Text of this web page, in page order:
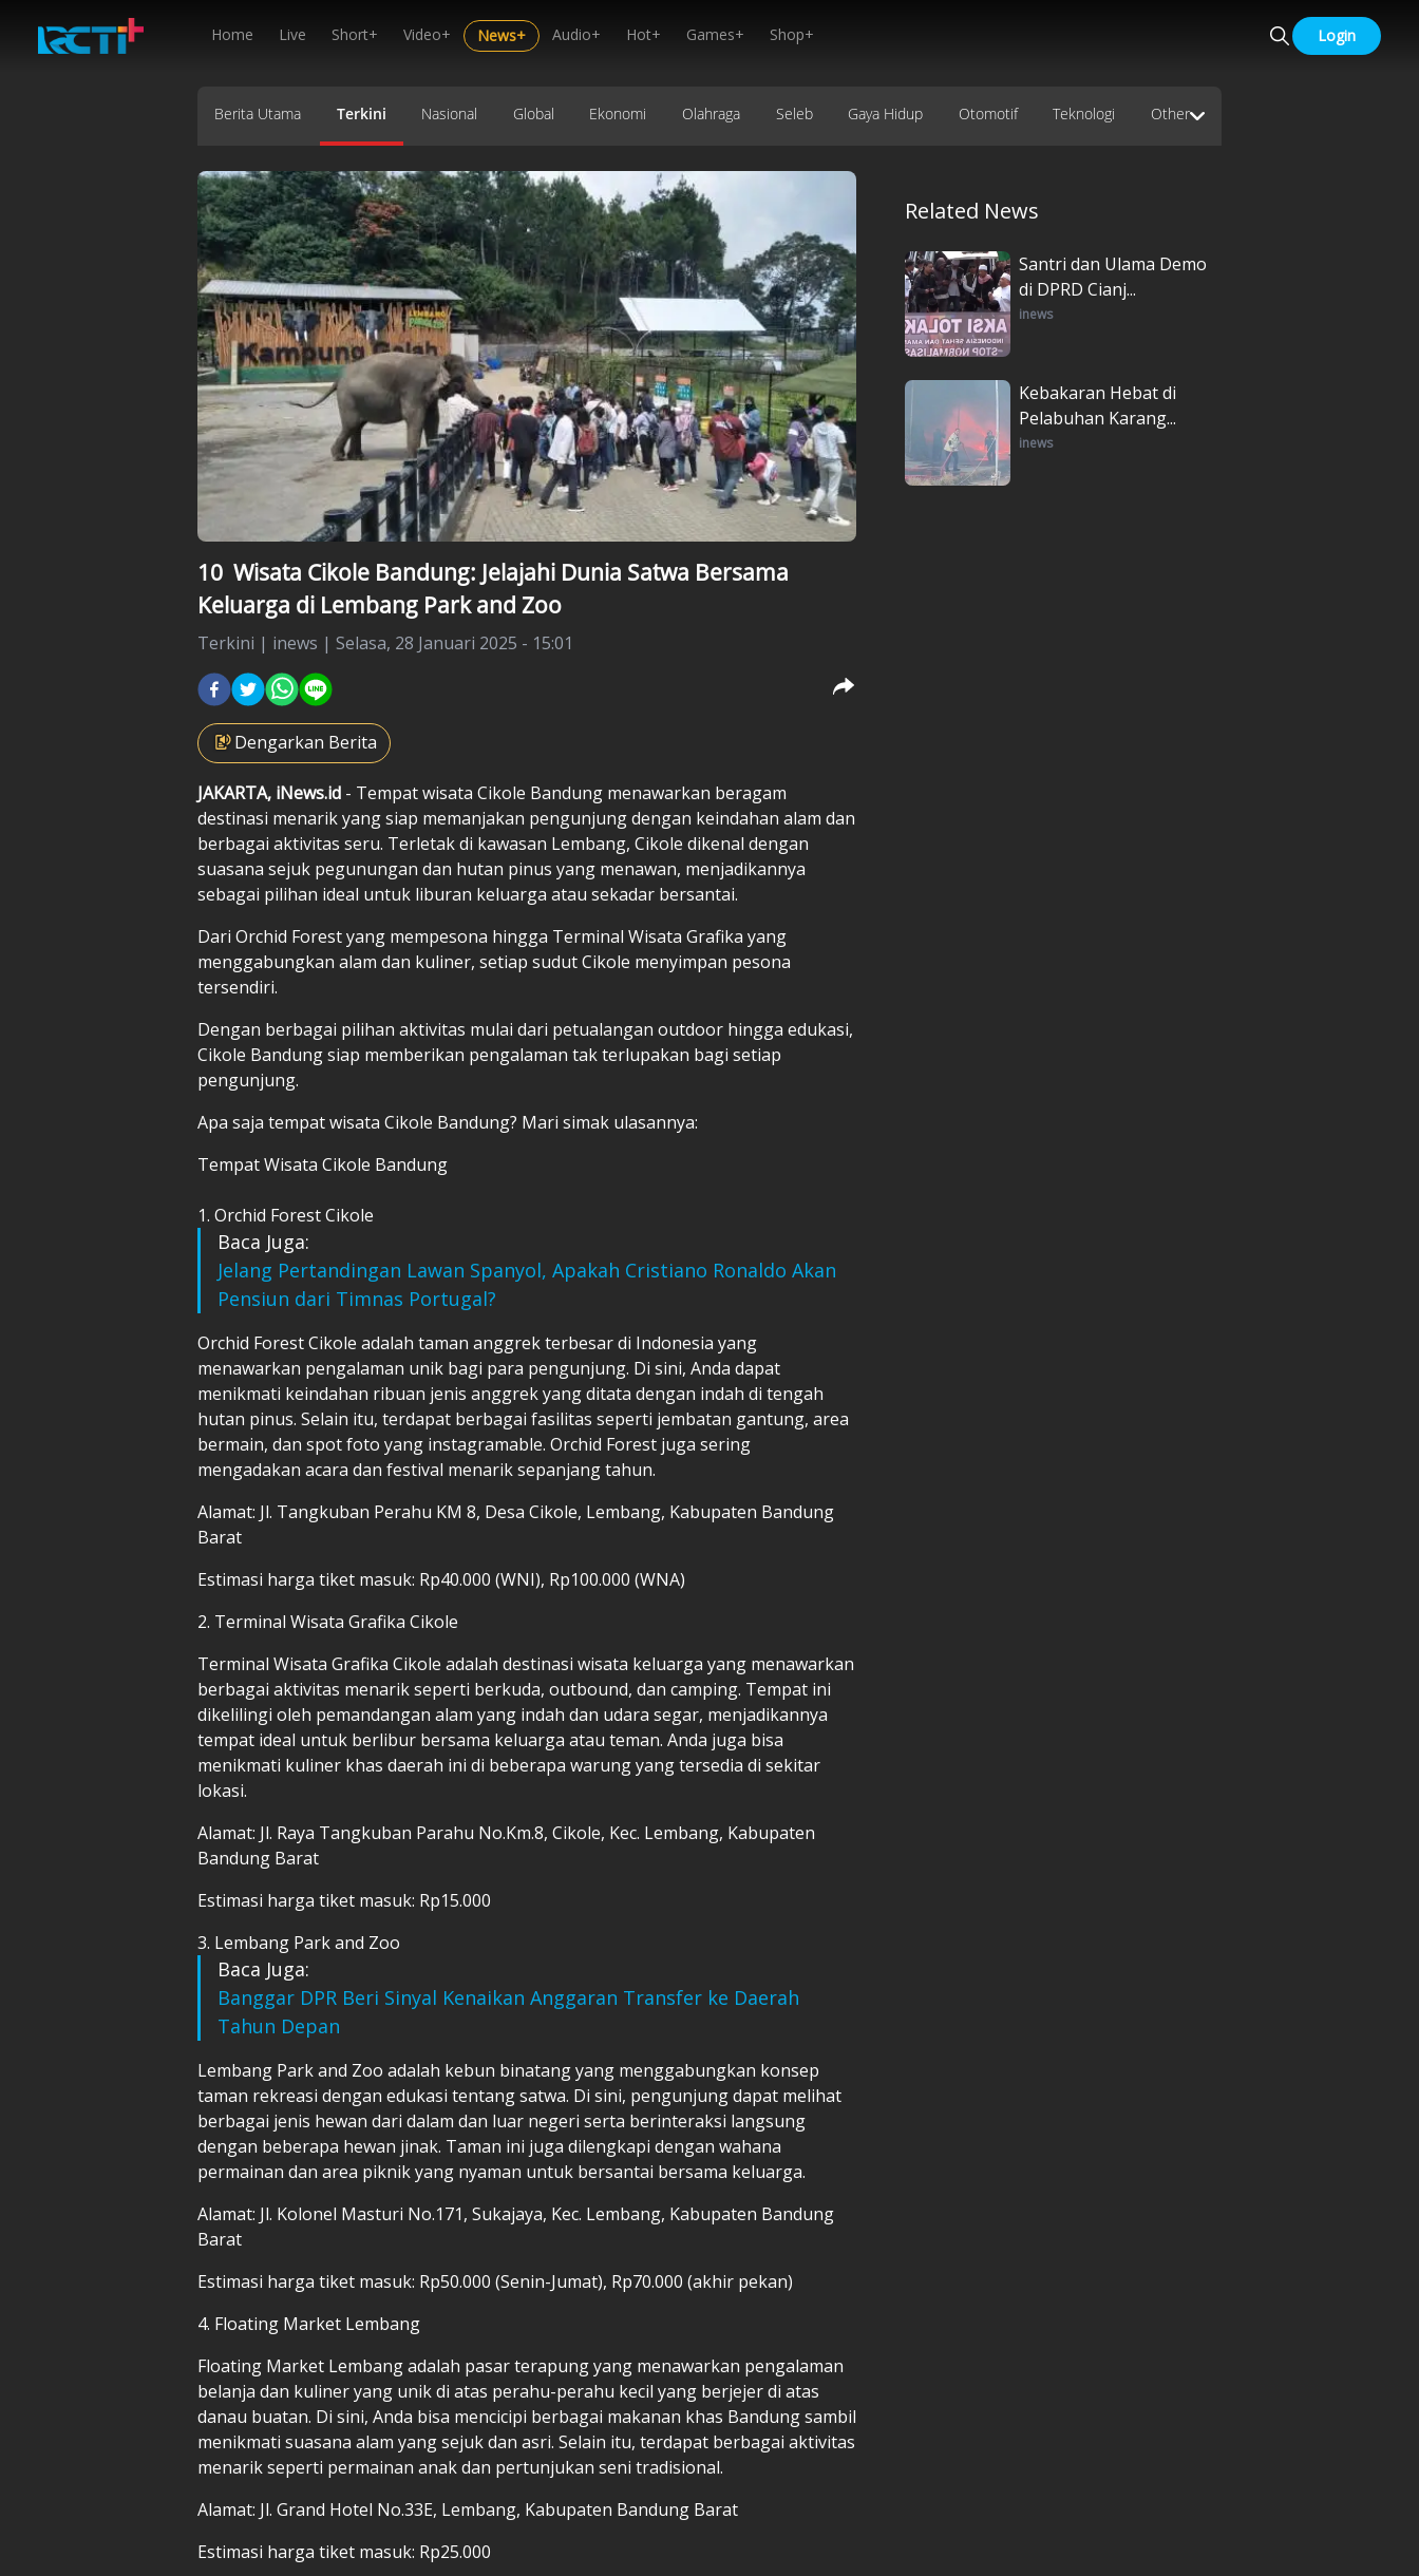
Home Live Short+ Video+ News+ Audio+ Hot+ Games+ Shop+ Login
Berita Utama Terkini Nasional Global Ekonomi Olahraga Seleb Gaya Hidup Otomotif Teknologi Other
10 Wisata Cikole Bandung: Jelajahi Dunia Satwa Bersama
Keluarga di Lembang Park and Zoo
Terkini | inews | Selasa, 28 Januari 2025 - 15:01
Dengarkan Berita
JAKARTA, iNews.id - Tempat wisata Cikole Bandung menawarkan beragam
destinasi menarik yang siap memanjakan pengunjung dengan keindahan alam dan
berbagai aktivitas seru. Terletak di kawasan Lembang, Cikole dikenal dengan
suasana sejuk pegunungan dan hutan pinus yang menawan, menjadikannya
sebagai pilihan ideal untuk liburan keluarga atau sekadar bersantai.
Dari Orchid Forest yang mempesona hingga Terminal Wisata Grafika yang
menggabungkan alam dan kuliner, setiap sudut Cikole menyimpan pesona
tersendiri.
Dengan berbagai pilihan aktivitas mulai dari petualangan outdoor hingga edukasi,
Cikole Bandung siap memberikan pengalaman tak terlupakan bagi setiap
pengunjung.
Apa saja tempat wisata Cikole Bandung? Mari simak ulasannya:
Tempat Wisata Cikole Bandung
1. Orchid Forest Cikole
Baca Juga:
Jelang Pertandingan Lawan Spanyol, Apakah Cristiano Ronaldo Akan
Pensiun dari Timnas Portugal?
Orchid Forest Cikole adalah taman anggrek terbesar di Indonesia yang
menawarkan pengalaman unik bagi para pengunjung. Di sini, Anda dapat
menikmati keindahan ribuan jenis anggrek yang ditata dengan indah di tengah
hutan pinus. Selain itu, terdapat berbagai fasilitas seperti jembatan gantung, area
bermain, dan spot foto yang instagramable. Orchid Forest juga sering
mengadakan acara dan festival menarik sepanjang tahun.
Alamat: Jl. Tangkuban Perahu KM 8, Desa Cikole, Lembang, Kabupaten Bandung
Barat
Estimasi harga tiket masuk: Rp40.000 (WNI), Rp100.000 (WNA)
2. Terminal Wisata Grafika Cikole
Terminal Wisata Grafika Cikole adalah destinasi wisata keluarga yang menawarkan
berbagai aktivitas menarik seperti berkuda, outbound, dan camping. Tempat ini
dikelilingi oleh pemandangan alam yang indah dan udara segar, menjadikannya
tempat ideal untuk berlibur bersama keluarga atau teman. Anda juga bisa
menikmati kuliner khas daerah ini di beberapa warung yang tersedia di sekitar
lokasi.
Alamat: Jl. Raya Tangkuban Parahu No.Km.8, Cikole, Kec. Lembang, Kabupaten
Bandung Barat
Estimasi harga tiket masuk: Rp15.000
3. Lembang Park and Zoo
Baca Juga:
Banggar DPR Beri Sinyal Kenaikan Anggaran Transfer ke Daerah
Tahun Depan
Lembang Park and Zoo adalah kebun binatang yang menggabungkan konsep
taman rekreasi dengan edukasi tentang satwa. Di sini, pengunjung dapat melihat
berbagai jenis hewan dari dalam dan luar negeri serta berinteraksi langsung
dengan beberapa hewan jinak. Taman ini juga dilengkapi dengan wahana
permainan dan area piknik yang nyaman untuk bersantai bersama keluarga.
Alamat: Jl. Kolonel Masturi No.171, Sukajaya, Kec. Lembang, Kabupaten Bandung
Barat
Estimasi harga tiket masuk: Rp50.000 (Senin-Jumat), Rp70.000 (akhir pekan)
4. Floating Market Lembang
Floating Market Lembang adalah pasar terapung yang menawarkan pengalaman
belanja dan kuliner yang unik di atas perahu-perahu kecil yang berjejer di atas
danau buatan. Di sini, Anda bisa mencicipi berbagai makanan khas Bandung sambil
menikmati suasana alam yang sejuk dan asri. Selain itu, terdapat berbagai aktivitas
menarik seperti permainan anak dan pertunjukan seni tradisional.
Alamat: Jl. Grand Hotel No.33E, Lembang, Kabupaten Bandung Barat
Estimasi harga tiket masuk: Rp25.000
Related News
Santri dan Ulama Demo
di DPRD Cianj...
inews
Kebakaran Hebat di
Pelabuhan Karang...
inews